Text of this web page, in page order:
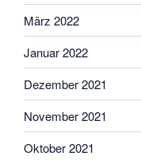
März 2022
Januar 2022
Dezember 2021
November 2021
Oktober 2021